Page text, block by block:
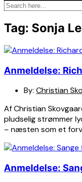
Tag: Sonja
Anmeldelse:
By: Christian
Af Christian
pludselig strømmer
– næsten som et
Anmeldelse: